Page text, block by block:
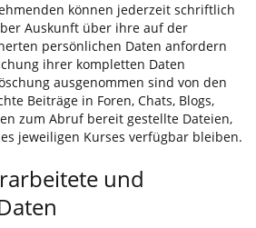
können jederzeit schriftlich
Auskunft über ihre auf der
persönlichen Daten anfordern
ihrer kompletten Daten
ausgenommen sind von den
Beiträge in Foren, Chats, Blogs,
zum Abruf bereit gestellte Dateien,
jeweiligen Kurses verfügbar bleiben.
und